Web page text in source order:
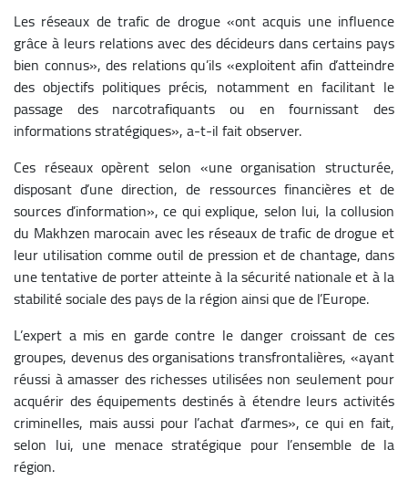
Les réseaux de trafic de drogue «ont acquis une influence
grâce à leurs relations avec des décideurs dans certains pays
bien connus», des relations qu’ils «exploitent afin d’atteindre
des objectifs politiques précis, notamment en facilitant le
passage des narcotrafiquants ou en fournissant des
informations stratégiques», a-t-il fait observer.
Ces réseaux opèrent selon «une organisation structurée,
disposant d’une direction, de ressources financières et de
sources d’information», ce qui explique, selon lui, la collusion
du Makhzen marocain avec les réseaux de trafic de drogue et
leur utilisation comme outil de pression et de chantage, dans
une tentative de porter atteinte à la sécurité nationale et à la
stabilité sociale des pays de la région ainsi que de l’Europe.
L’expert a mis en garde contre le danger croissant de ces
groupes, devenus des organisations transfrontalières, «ayant
réussi à amasser des richesses utilisées non seulement pour
acquérir des équipements destinés à étendre leurs activités
criminelles, mais aussi pour l’achat d’armes», ce qui en fait,
selon lui, une menace stratégique pour l’ensemble de la
région.